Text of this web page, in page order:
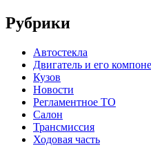
Рубрики
Автостекла
Двигатель и его
Кузов
Новости
Регламентное ТО
Салон
Трансмиссия
Ходовая часть